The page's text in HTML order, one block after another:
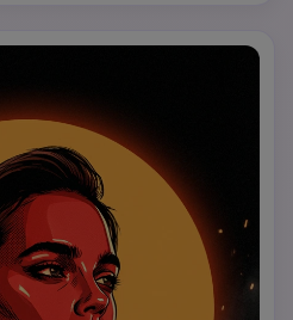
skala dan energi; rancang
poster akhir, bukan bingkai
seni kuas yang tebal, besar,
dalam gambar dengan tulisan
huruf tebal yang
dengan tepi kasar dan
font judul film aksi yang
emas hangat yang kuat
emboss untuk kedalaman;